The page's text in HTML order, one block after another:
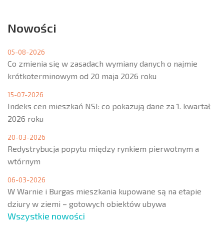
Nowości
05-08-2026
Co zmienia się w zasadach wymiany danych o najmie
krótkoterminowym od 20 maja 2026 roku
15-07-2026
Indeks cen mieszkań NSI: co pokazują dane za 1. kwartał
2026 roku
20-03-2026
Redystrybucja popytu między rynkiem pierwotnym a
wtórnym
06-03-2026
W Warnie i Burgas mieszkania kupowane są na etapie
dziury w ziemi – gotowych obiektów ubywa
Wszystkie nowości